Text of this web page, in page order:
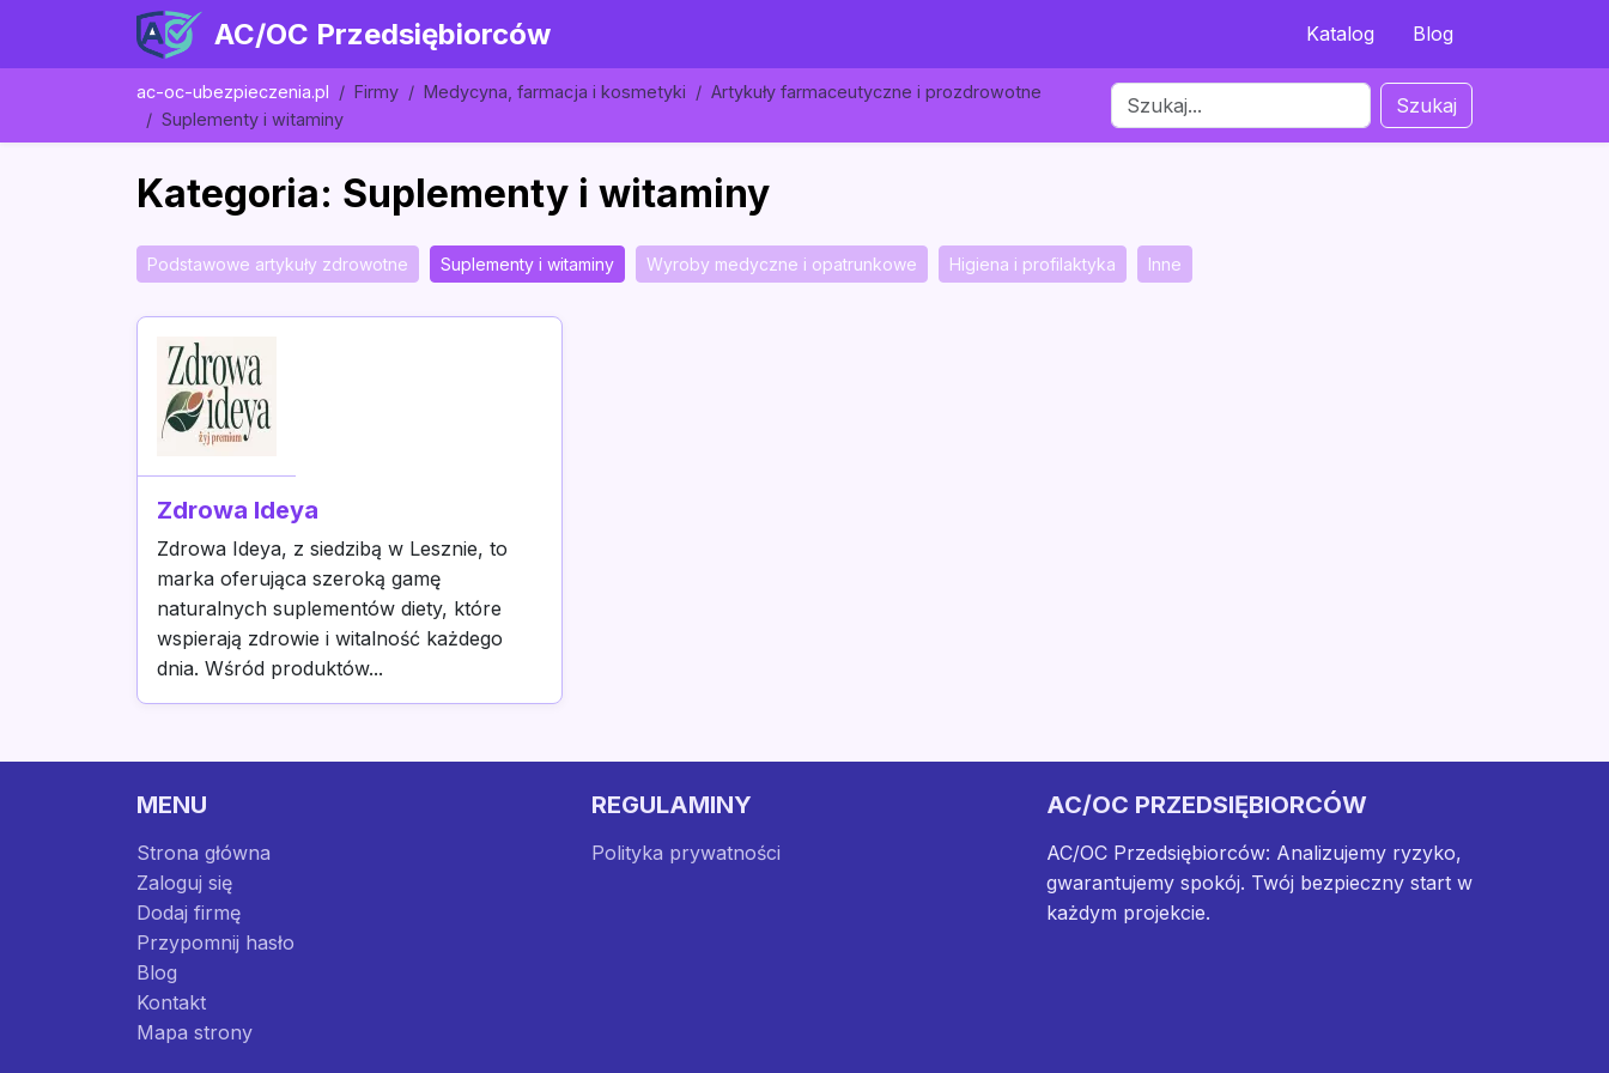
AC/OC Przedsiębiorców Katalog Blog
ac-oc-ubezpieczenia.pl Firmy Medycyna, farmacja i kosmetyki
Artykuły farmaceutyczne i prozdrowotne
Suplementy i witaminy
Szukaj
Kategoria: Suplementy i witaminy
Podstawowe artykuły zdrowotne Suplementy i witaminy Wyroby medyczne i opatrunkowe Higiena i profilaktyka Inne
Zdrowa Ideya
Zdrowa Ideya, z siedzibą w Lesznie, to
marka oferująca szeroką gamę
naturalnych suplementów diety, które
wspierają zdrowie i witalność każdego
dnia. Wśród produktów...
MENU
Strona główna
Zaloguj się
Dodaj firmę
Przypomnij hasło
Blog
Kontakt
Mapa strony
REGULAMINY
Polityka prywatności
AC/OC PRZEDSIĘBIORCÓW
AC/OC Przedsiębiorców: Analizujemy ryzyko,
gwarantujemy spokój. Twój bezpieczny start w
każdym projekcie.